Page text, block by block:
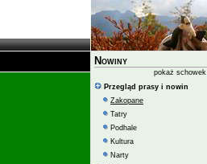
Nowiny
pokaż schowek
Przegląd prasy i nowin
Zakopane
Tatry
Podhale
Kultura
Narty